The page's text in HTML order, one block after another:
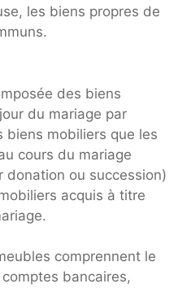
les biens propres de
des biens
du mariage par
biens mobiliers que les
cours du mariage
donation ou succession)
acquis à titre
comprennent le
bancaires,